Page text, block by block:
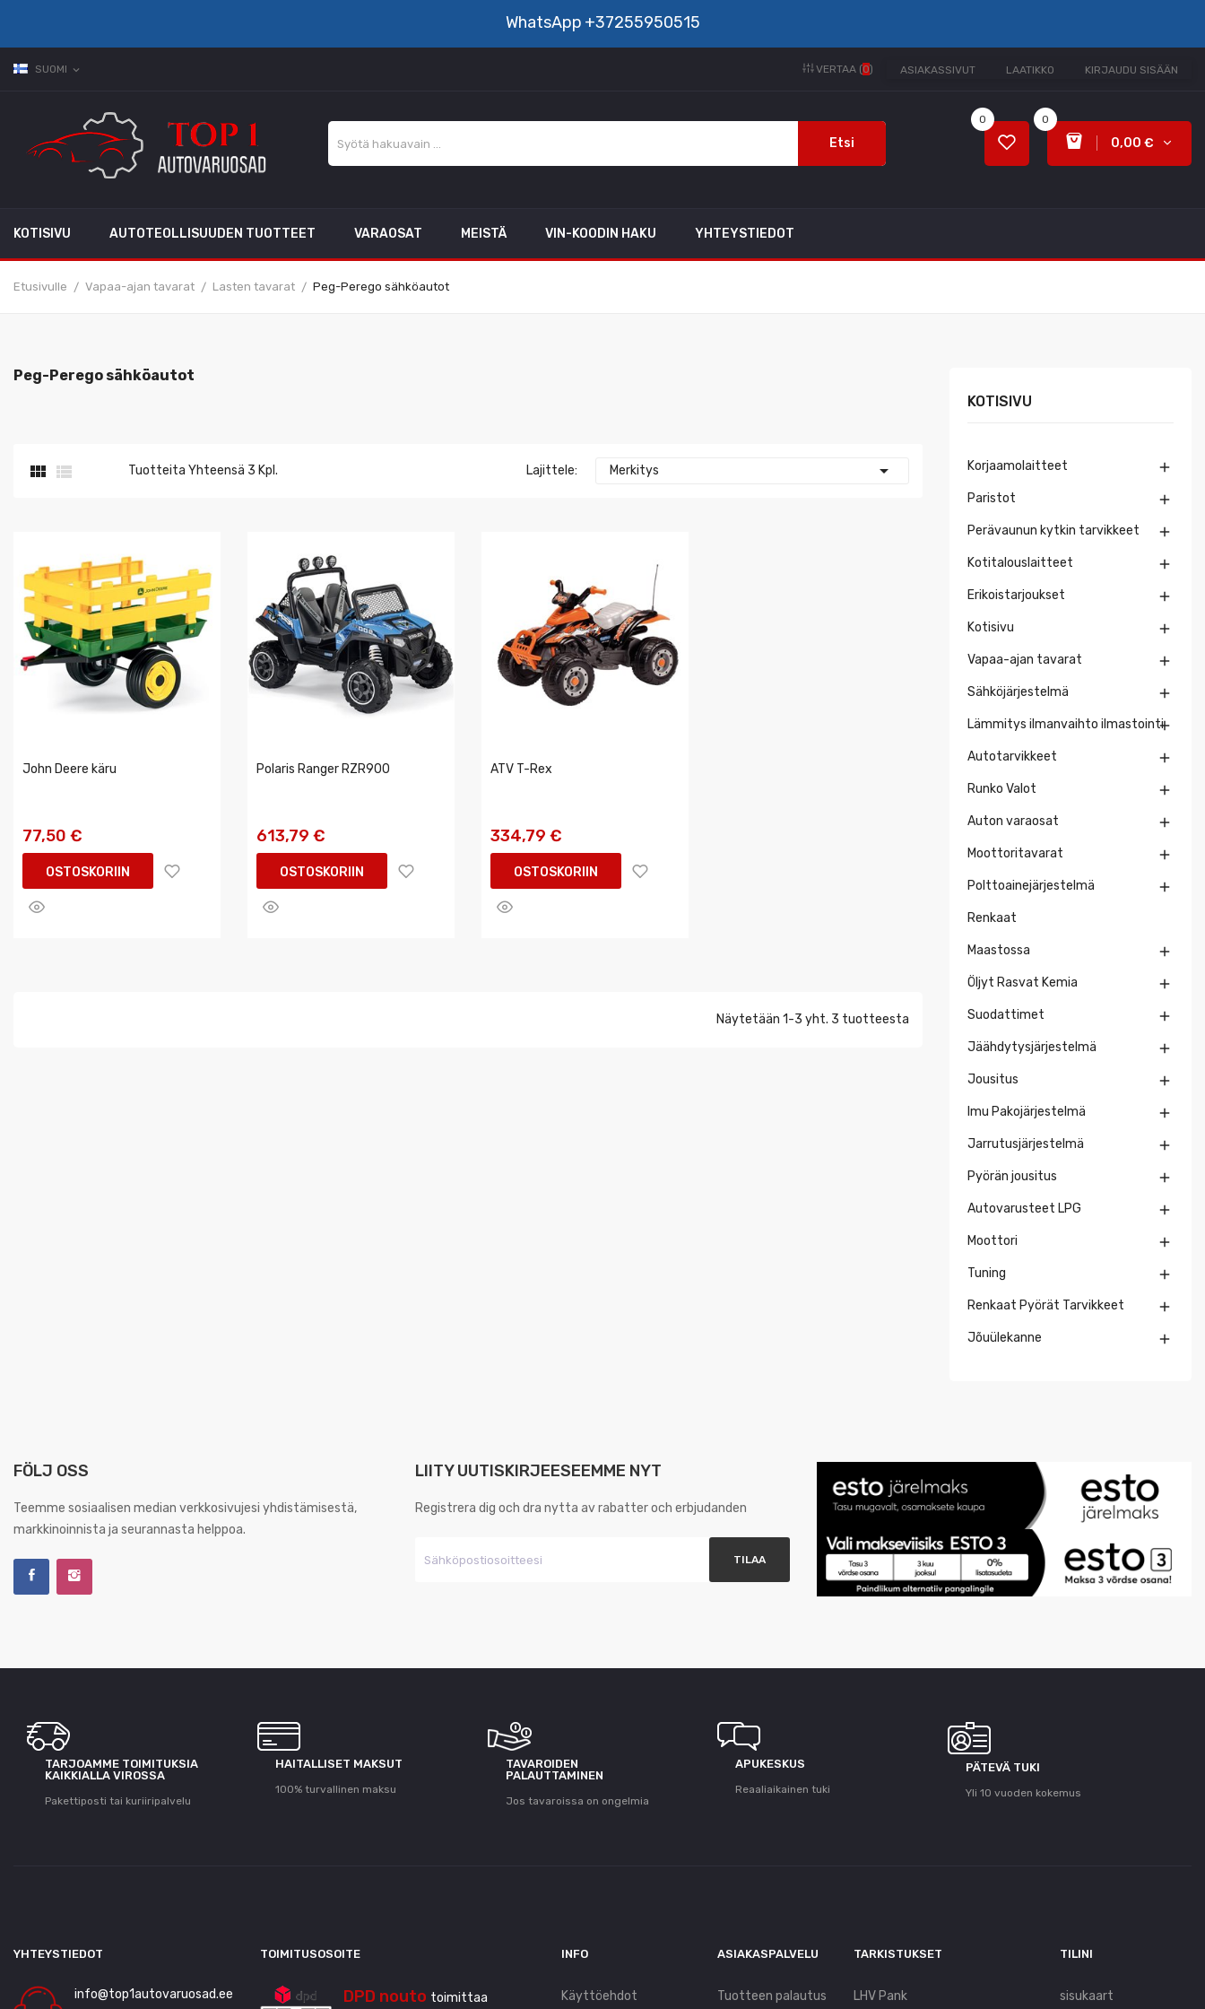
WhatsApp +37255950515
SUOMI expand_more ASIAKASSIVUT LAATIKKO KIRJAUDU SISÄÄN
VERTAA (0)
Etsi
0
0,00 €
0
KOTISIVU AUTOTEOLLISUUDEN TUOTTEET VARAOSAT MEISTÄ VIN-KOODIN HAKU YHTEYSTIEDOT
Etusivulle Vapaa-ajan tavarat Lasten tavarat Peg-Perego sähköautot
Peg-Perego sähköautot
  Tuotteita Yhteensä 3 Kpl. Lajittele: Merkitys 
John Deere käru
77,50 €
OSTOSKORIIN
Polaris Ranger RZR900
613,79 €
OSTOSKORIIN
ATV T-Rex
334,79 €
OSTOSKORIIN
Näytetään 1-3 yht. 3 tuotteesta
KOTISIVU
Korjaamolaitteet 
Paristot 
Perävaunun kytkin tarvikkeet 
Kotitalouslaitteet 
Erikoistarjoukset 
Kotisivu 
Vapaa-ajan tavarat 
Sähköjärjestelmä 
Lämmitys ilmanvaihto ilmastointi
Autotarvikkeet 
Runko Valot 
Auton varaosat 
Moottoritavarat 
Polttoainejärjestelmä 
Renkaat
Maastossa 
Öljyt Rasvat Kemia 
Suodattimet 
Jäähdytysjärjestelmä 
Jousitus 
Imu Pakojärjestelmä 
Jarrutusjärjestelmä 
Pyörän jousitus 
Autovarusteet LPG 
Moottori 
Tuning 
Renkaat Pyörät Tarvikkeet 
Jõuülekanne 
FÖLJ OSS
Teemme sosiaalisen median verkkosivujesi yhdistämisestä,
markkinoinnista ja seurannasta helppoa.
LIITY UUTISKIRJEESEEMME NYT
Registrera dig och dra nytta av rabatter och erbjudanden
TARJOAMME TOIMITUKSIA
KAIKKIALLA VIROSSA
Pakettiposti tai kuriiripalvelu
HAITALLISET MAKSUT
100% turvallinen maksu
TAVAROIDEN
PALAUTTAMINEN
Jos tavaroissa on ongelmia
APUKESKUS
Reaaliaikainen tuki
PÄTEVÄ TUKI
Yli 10 vuoden kokemus
YHTEYSTIEDOT
info@top1autovaruosad.ee
TOIMITUSOSOITE
DPD nouto toimittaa
INFO
Käyttöehdot
ASIAKASPALVELU
Tuotteen palautus
TARKISTUKSET
LHV Pank
TILINI
sisukaart